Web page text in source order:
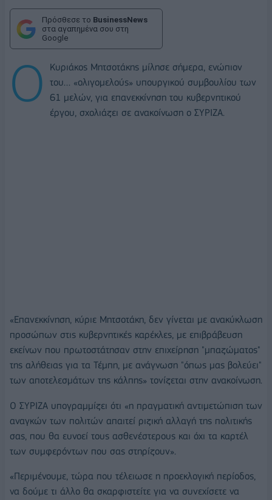
Πρόσθεσε το BusinessNews
στα αγαπημένα σου στη
Google
Ο
Κυριάκος Μητσοτάκης μίλησε σήμερα, ενώπιον
του… «ολιγομελούς» υπουργικού συμβουλίου των
61 μελών, για επανεκκίνηση του κυβερνητικού
έργου, σχολιάζει σε ανακοίνωση ο ΣΥΡΙΖΑ.
«Επανεκκίνηση, κύριε Μητσοτάκη, δεν γίνεται με ανακύκλωση
προσώπων στις κυβερνητικές καρέκλες, με επιβράβευση
εκείνων που πρωτοστάτησαν στην επιχείρηση "μπαζώματος"
της αλήθειας για τα Τέμπη, με ανάγνωση "όπως μας βολεύει"
των αποτελεσμάτων της κάλπης» τονίζεται στην ανακοίνωση.
Ο ΣΥΡΙΖΑ υπογραμμίζει ότι «η πραγματική αντιμετώπιση των
αναγκών των πολιτών απαιτεί ριζική αλλαγή της πολιτικής
σας, που θα ευνοεί τους ασθενέστερους και όχι τα καρτέλ
των συμφερόντων που σας στηρίζουν».
«Περιμένουμε, τώρα που τέλειωσε η προεκλογική περίοδος,
να δούμε τι άλλο θα σκαρφιστείτε για να συνεχίσετε να